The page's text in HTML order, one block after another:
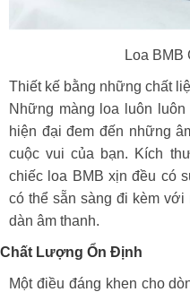
Loa BMB
Thiết kế bằng những chất
Những màng loa luôn
hiện đại đem đến những
cuộc vui của bạn. Kích
chiếc loa BMB xịn đều có
có thể sẵn sàng đi kèm với
dàn âm thanh.
Chất Lượng Ổn Định
Một điều đáng khen cho